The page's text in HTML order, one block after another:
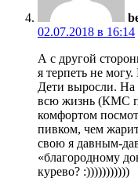
02.07.2018 в 16:14
А с другой
я терпеть не
Дети выросли. На
всю жизнь (КМС
комфортом
пивком, чем
свою я давным-
«благородному
курево? :)))))))))))